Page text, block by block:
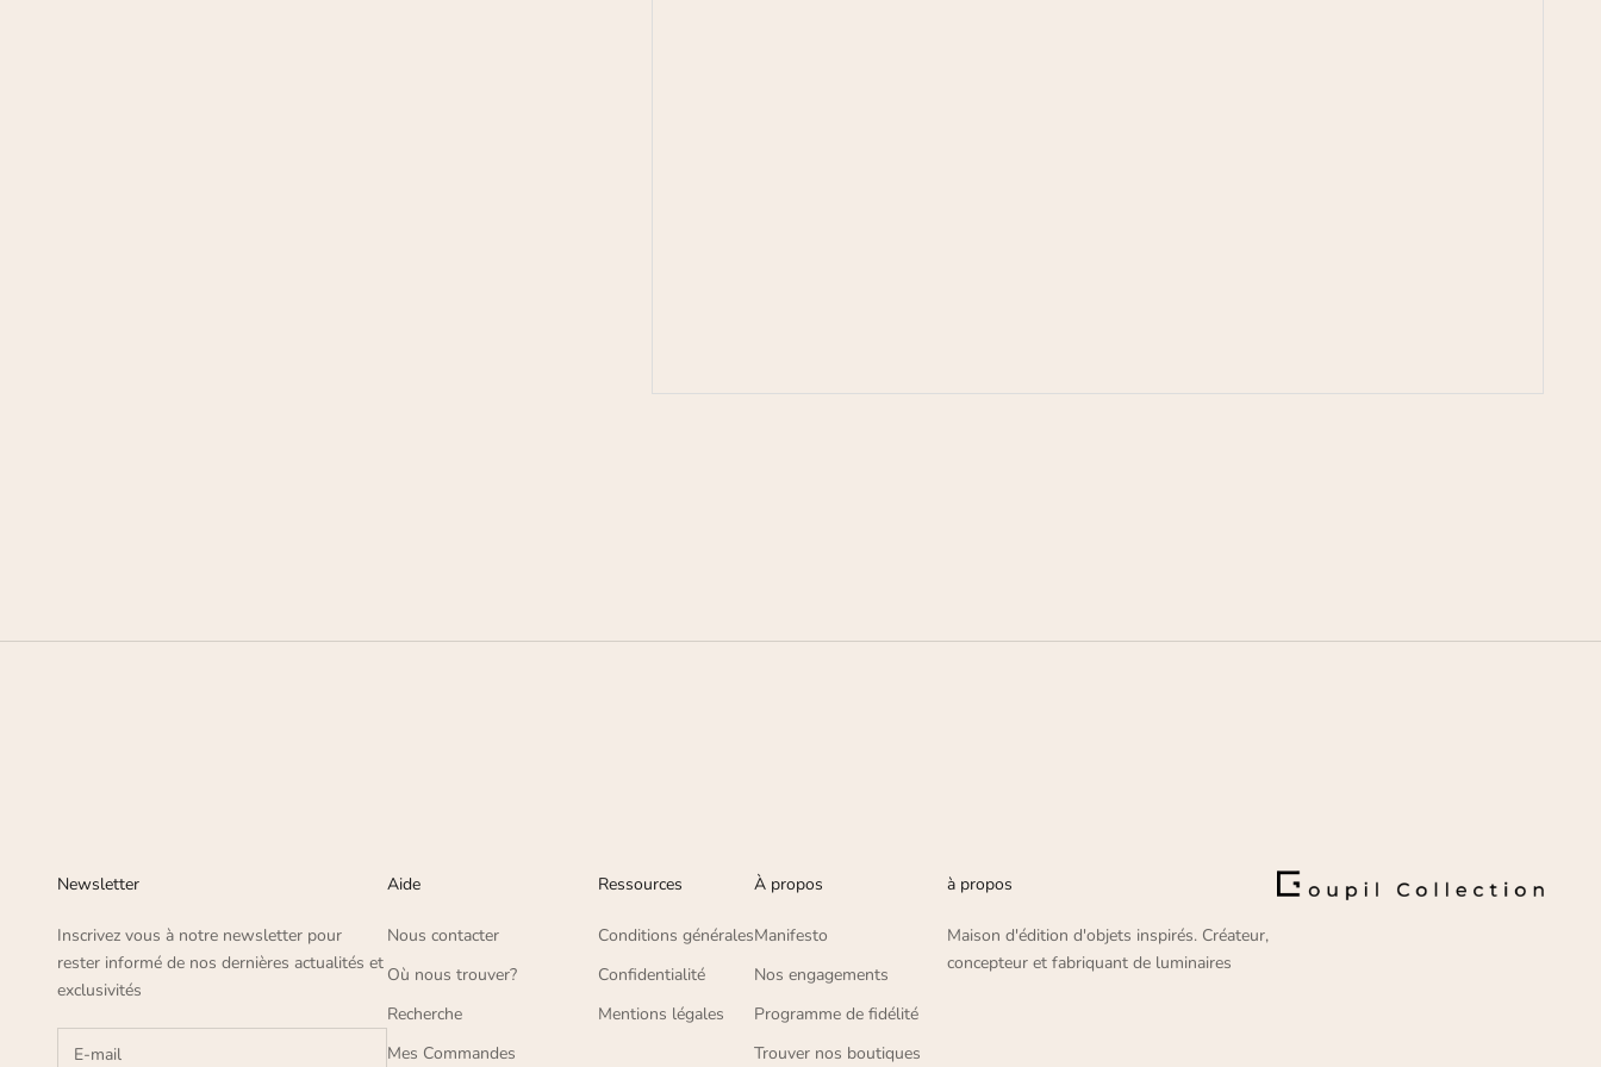
Newsletter
Inscrivez vous à notre newsletter pour
rester informé de nos dernières actualités et
exclusivités
Aide
Nous contacter
Où nous trouver?
Recherche
Mes Commandes
Ressources
Conditions générales
Confidentialité
Mentions légales
À propos
Manifesto
Nos engagements
Programme de fidélité
Trouver nos boutiques
à propos
Maison d'édition d'objets inspirés. Créateur,
concepteur et fabriquant de luminaires